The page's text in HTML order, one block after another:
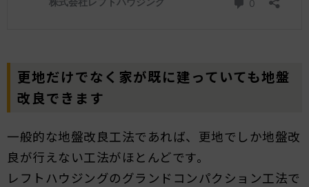
更地だけでなく家が既に建っていても地盤
改良できます
一般的な地盤改良工法であれば、更地でしか地盤改
良が行えない工法がほとんどです。
レフトハウジングのグランドコンパクション工法で